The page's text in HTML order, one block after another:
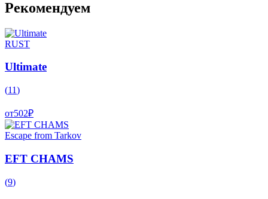
Рекомендуем
RUST
Ultimate
(11)
от502₽
Escape from Tarkov
EFT CHAMS
(9)